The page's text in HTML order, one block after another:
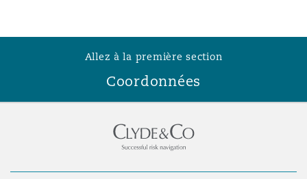
Allez à la première section
Coordonnées